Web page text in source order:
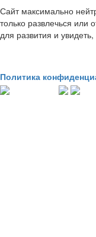
Сайт максимально
только развлечься или
для развития и
Политика